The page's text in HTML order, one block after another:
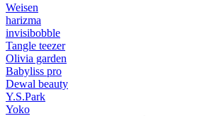
Weisen
harizma
invisibobble
Tangle teezer
Olivia garden
Babyliss pro
Dewal beauty
Y.S.Park
Yoko